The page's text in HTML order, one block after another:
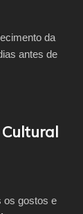
da
antes de
os gostos e